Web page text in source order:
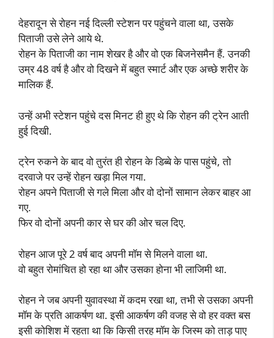
देहरादून से रोहन नई दिल्ली स्टेशन पर पहुंचने वाला था, उसके
पिताजी उसे लेने आये थे.
रोहन के पिताजी का नाम शेखर है और वो एक बिजनेसमैन हैं. उनकी
उम्र 48 वर्ष है और वो दिखने में बहुत स्मार्ट और एक अच्छे शरीर के
मालिक हैं.
उन्हें अभी स्टेशन पहुंचे दस मिनट ही हुए थे कि रोहन की ट्रेन आती
हुई दिखी.
ट्रेन रुकने के बाद वो तुरंत ही रोहन के डिब्बे के पास पहुंचे, तो
दरवाजे पर उन्हें रोहन खड़ा मिल गया.
रोहन अपने पिताजी से गले मिला और वो दोनों सामान लेकर बाहर आ
गए.
फिर वो दोनों अपनी कार से घर की ओर चल दिए.
रोहन आज पूरे 2 वर्ष बाद अपनी मॉम से मिलने वाला था.
वो बहुत रोमांचित हो रहा था और उसका होना भी लाजिमी था.
रोहन ने जब अपनी युवावस्था में कदम रखा था, तभी से उसका अपनी
मॉम के प्रति आकर्षण था. इसी आकर्षण की वजह से वो हर वक्त बस
इसी कोशिश में रहता था कि किसी तरह मॉम के जिस्म को ताड़ पाए